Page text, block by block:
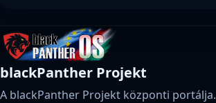
blackPanther Projekt
A blackPanther Projekt központi portálja.